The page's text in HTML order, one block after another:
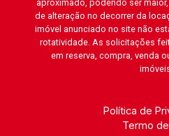
aproximado, podendo ser
de alteração no decorrer da
imóvel anunciado no site não
rotatividade. As solicitações
em reserva, compra, venda
Política de
Termo